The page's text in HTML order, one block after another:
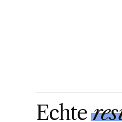
Echte